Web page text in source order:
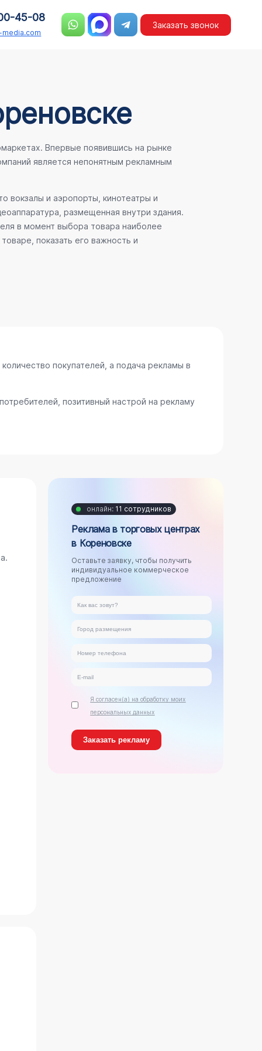
45-08
Заказать звонок
Впервые появившись на рынке
является непонятным рекламным
вокзалы и аэропорты, кинотеатры и
размещенная внутри здания.
в момент выбора товара наиболее
показать его важность и
покупателей, а подача рекламы в
позитивный настрой на рекламу
онлайн: 11 сотрудников
Реклама в торговых центрах
в Кореновске
Оставьте заявку, чтобы получить
индивидуальное коммерческое
предложение
Я согласен(а) на обработку моих
персональных данных